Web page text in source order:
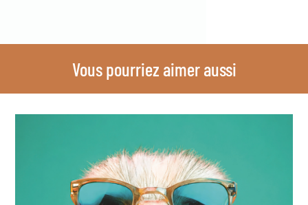
Vous pourriez aimer aussi